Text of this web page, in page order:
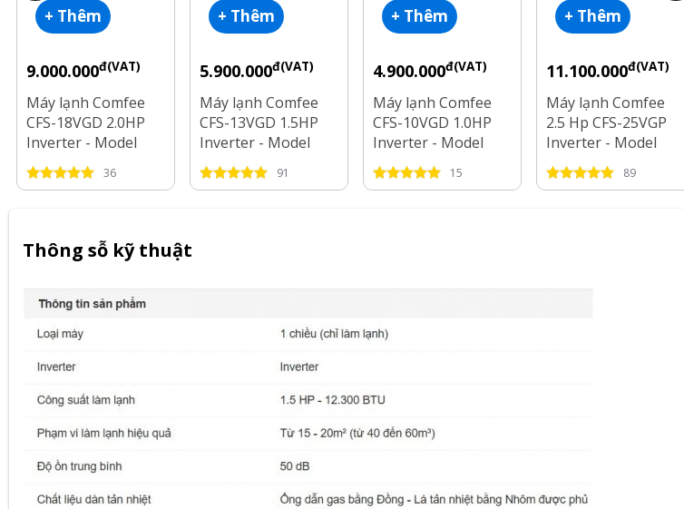
+ Thêm
9.000.000đ(VAT)
Máy lạnh Comfee
CFS-18VGD 2.0HP
Inverter - Model
2025
36
+ Thêm
5.900.000đ(VAT)
Máy lạnh Comfee
CFS-13VGD 1.5HP
Inverter - Model
2025
91
+ Thêm
4.900.000đ(VAT)
Máy lạnh Comfee
CFS-10VGD 1.0HP
Inverter - Model
2025
15
+ Thêm
11.100.000đ(VAT)
Máy lạnh Comfee
2.5 Hp CFS-25VGP
Inverter - Model
2025
89
Thông sỗ kỹ thuật